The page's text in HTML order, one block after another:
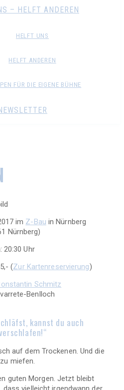
– HELFT ANDEREN
HELFT UNS
HELFT ANDEREN
FÜR DIE EIGENE BÜHNE
im Z-Bau in Nürnberg
Nürnberg)
20:30 Uhr
5,-(Zur Kartenreservierung)
Schmitz
Benlloch
kannst du auch
auf dem Trockenen. Und die
miefen.
guten Morgen. Jetzt bleibt